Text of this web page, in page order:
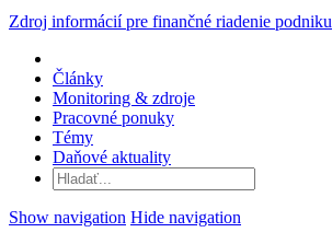
Zdroj informácií pre finančné riadenie podniku
Články
Monitoring & zdroje
Pracovné ponuky
Témy
Daňové aktuality
Show navigation Hide navigation